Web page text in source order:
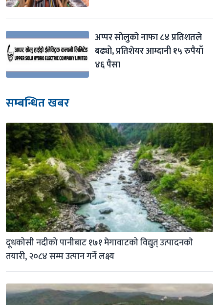
अप्पर सोलुको नाफा ८४ प्रतिशतले
बढ्यो, प्रतिशेयर आम्दानी १५ रुपैयाँ
४६ पैसा
सम्बन्धित खबर
दूधकोसी नदीको पानीबाट १७१ मेगावाटको विद्युत् उत्पादनकाे
तयारी, २०८४ सम्म उत्पान गर्ने लक्ष्य